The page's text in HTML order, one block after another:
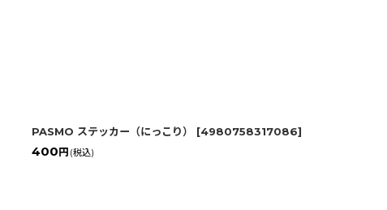
PASMO ステッカー（にっこり） [4980758317086]
400 円 (税込)